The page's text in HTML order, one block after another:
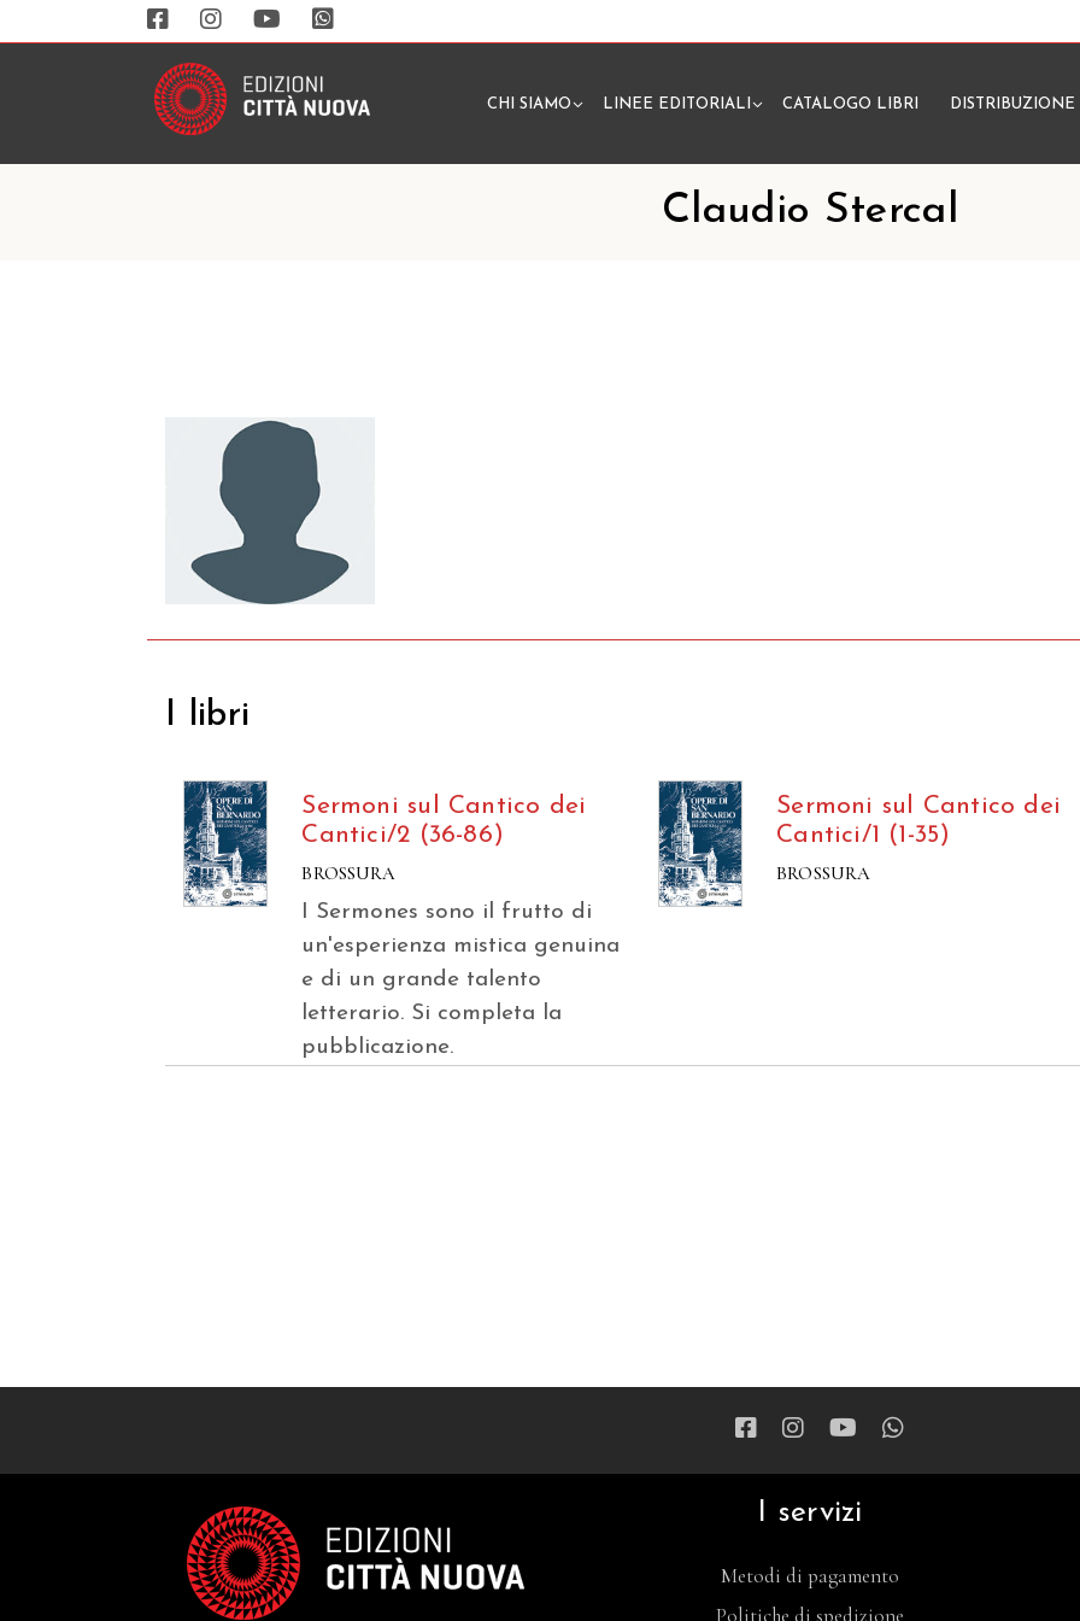
CHI SIAMO LINEE EDITORIALI CATALOGO LIBRI DISTRIBUZIONE
Claudio Stercal
I libri
Sermoni sul Cantico dei
Cantici/2 (36-86)
BROSSURA
I Sermones sono il frutto di
un'esperienza mistica genuina
e di un grande talento
letterario. Si completa la
pubblicazione.
Sermoni sul Cantico dei
Cantici/1 (1-35)
BROSSURA
I servizi
Metodi di pagamento